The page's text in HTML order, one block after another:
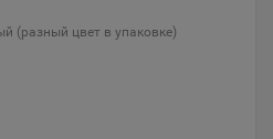
(разный цвет в упаковке)